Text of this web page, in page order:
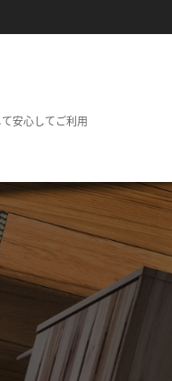
安心してご利用